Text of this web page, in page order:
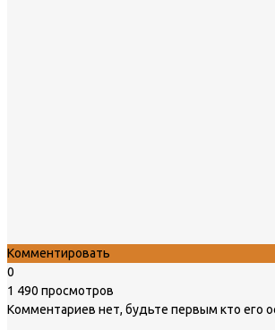
Комментировать
0
1 490 просмотров
Комментариев нет, будьте первым кто его